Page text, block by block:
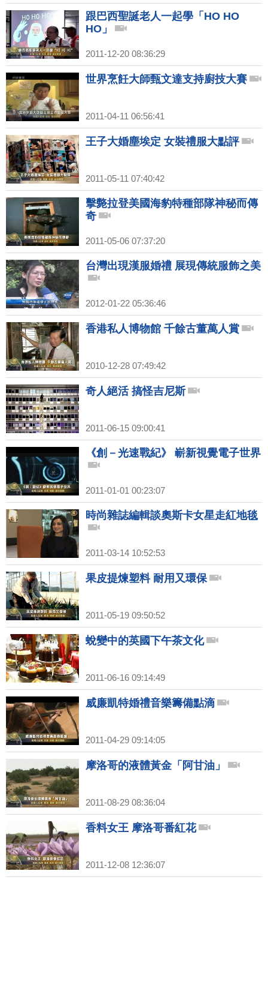
跟巴西聖誕老人一起學「HO HO
HO」
2011-12-20 08:36:29
世界烹飪大師甄文達支持廚技大賽
2011-04-11 06:56:41
王子大婚塵埃定 女裝禮服大點評
2011-05-11 07:40:42
擊斃拉登美國海豹特種部隊神秘而傳
奇
2011-05-06 07:37:20
台灣出現漢服婚禮 展現傳統服飾之美
2012-01-22 05:36:46
香港私人博物館 千餘古董萬人賞
2010-12-28 07:49:42
奇人絕活 搞怪吉尼斯
2011-06-15 09:00:41
《創－光速戰紀》 嶄新視覺電子世界
2011-01-01 00:23:07
時尚雜誌編輯談奧斯卡女星走紅地毯
2011-03-14 10:52:53
果皮提煉塑料 耐用又環保
2011-05-19 09:50:52
蛻變中的英國下午茶文化
2011-06-16 09:14:49
威廉凱特婚禮音樂籌備點滴
2011-04-29 09:14:05
摩洛哥的液體黃金「阿甘油」
2011-08-29 08:36:04
香料女王 摩洛哥番紅花
2011-12-08 12:36:07